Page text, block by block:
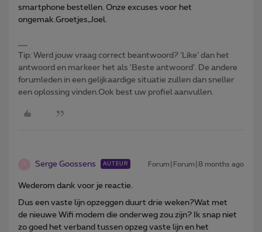
smartphone bestellen. Onze excuses voor het
ongemak.Groetjes,Joel.
Tip: Werd jouw vraag correct beantwoord? ‘Like’ dan het
antwoord en markeer het als 'Beste antwoord'. De andere
forumleden in een gelijkaardige situatie zullen dan sneller
een oplossing vinden.Ook best uw profiel aanvullen.
Serge Goossens AUTEUR Forum|Forum|8 months ago
Wederom dank voor je reactie.
Dus een vaste lijn opzeggen duurt drie weken?Wat met
de nieuwe Wifi modem die onderweg zou zijn? Ik snap niet
zo goed het verband tussen opzeg vaste lijn en het